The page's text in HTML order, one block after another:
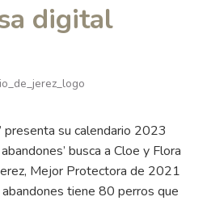
digital
presenta su calendario 2023
busca a Cloe y Flora
Mejor Protectora de 2021
tiene 80 perros que